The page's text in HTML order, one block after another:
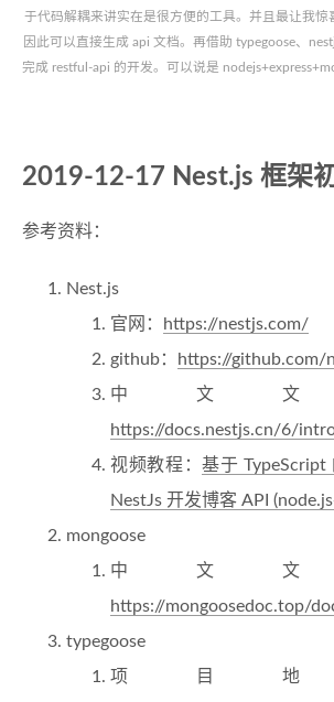
于代码解耦来讲实在是很方便的工具。并且最让我惊
因此可以直接生成 api 文档。再借助 typegoose、
完成 restful-api 的开发。可以说是
2019-12-17 Nest.js 框架
参考资料：
Nest.js
官网：
https://nestjs.com/
github：
https://github.com/
中文文
https://docs.nestjs.cn/6/
视频教程：基于 TypeScript
NestJs 开发博客 API
mongoose
中文文
https://mongoosedoc.top/
typegoose
项目地